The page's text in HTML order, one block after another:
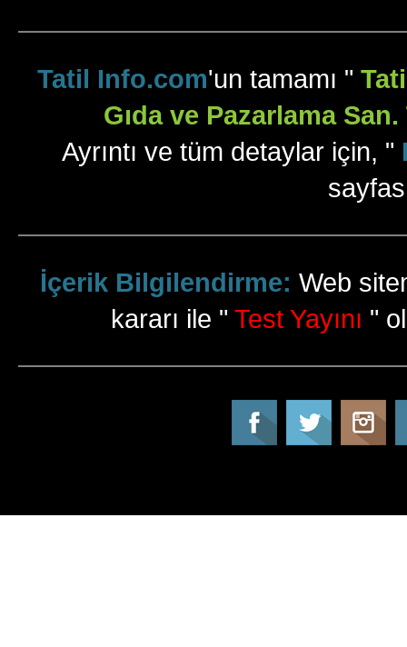
Tatil Info.com'un tamamı "
Gıda ve Pazarlama
Ayrıntı ve tüm detaylar için, "
İçerik Bilgilendirme: Web
kararı ile " Test Yayını "